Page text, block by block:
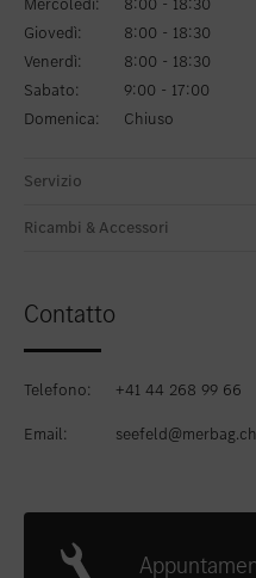
Giovedì:
8:00 - 18:30
Venerdì:
8:00 - 18:30
Sabato:
9:00 - 17:00
Domenica:
Chiuso
Servizio
Ricambi & Accessori
Contatto
Telefono:
+41 44 268 99 66
Email:
seefeld@merbag.ch